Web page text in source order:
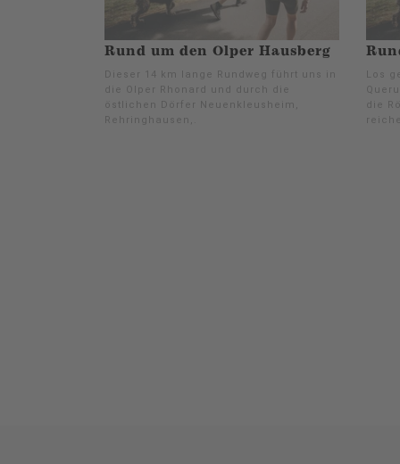
Rund um den Olper Hausberg
Dieser 14 km lange Rundweg führt uns in
die Olper Rhonard und durch die
östlichen Dörfer Neuenkleusheim,
Rehringhausen,.
Los
die